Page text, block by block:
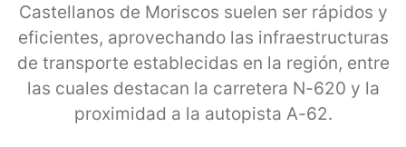
Castellanos de Moriscos suelen ser rápidos y
eficientes, aprovechando las infraestructuras
de transporte establecidas en la región, entre
las cuales destacan la carretera N-620 y la
proximidad a la autopista A-62.